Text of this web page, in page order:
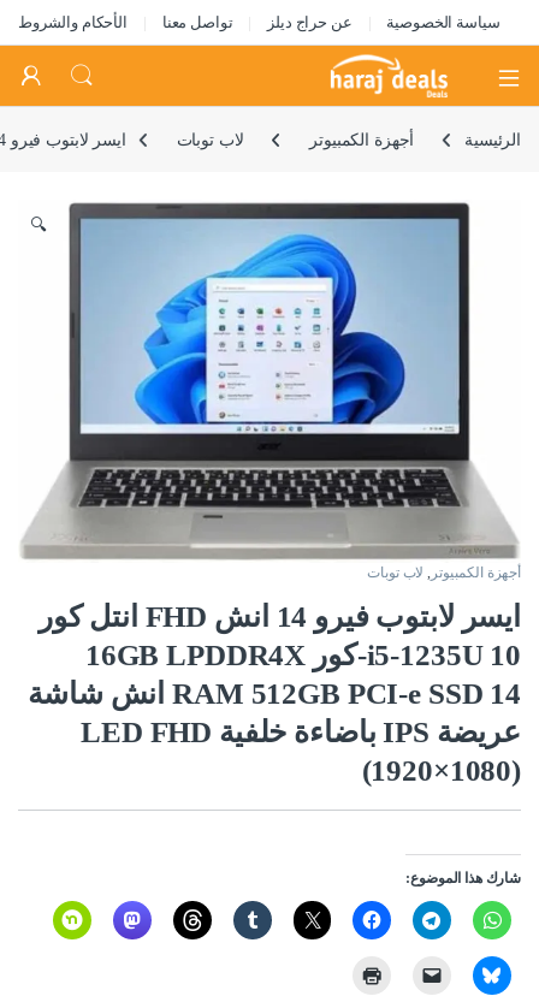
سياسة الخصوصية عن حراج ديلز تواصل معنا الأحكام والشروط
Open
الرئيسية أجهزة الكمبيوتر لاب توبات ايسر لابتوب فيرو 14 انش FHD انتل كور i5-1235U 10-كور 16GB LPDDR4X RAM 512GB PCI-e SSD 14 انش شاشة عريضة IPS باضاءة خلفية LED FHD (1920×1080)
🔍
أجهزة الكمبيوتر , لاب توبات
ايسر لابتوب فيرو 14 انش FHD انتل كور
i5-1235U 10-كور 16GB LPDDR4X
RAM 512GB PCI-e SSD 14 انش شاشة
عريضة IPS باضاءة خلفية LED FHD
(1920×1080)
شارك هذا الموضوع: